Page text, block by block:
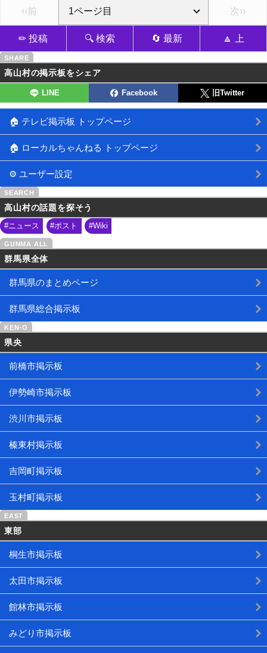
‹‹前 次››
✏ 投稿 🔍 検索 🔄 最新 🔼 上
高山村の掲示板をシェア
LINE Facebook 旧Twitter
🏠 テレビ掲示板 トップページ
🏠 ローカルちゃんねる トップページ
⚙ ユーザー設定
高山村の話題を探そう
#ニュース #ポスト #Wiki
群馬県全体
群馬県のまとめページ
群馬県総合掲示板
県央
前橋市掲示板
伊勢崎市掲示板
渋川市掲示板
榛東村掲示板
吉岡町掲示板
玉村町掲示板
東部
桐生市掲示板
太田市掲示板
館林市掲示板
みどり市掲示板